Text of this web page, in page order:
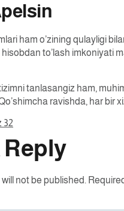
ham o’zining qulayligi
to’lash imkoniyati
tanlasangiz ham,
ravishda, har bir
32
Reply
not be published.